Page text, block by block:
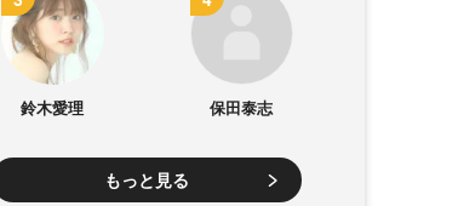
鈴木愛理 保田泰志
もっと見る